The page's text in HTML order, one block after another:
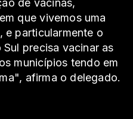
de vacinas,
que vivemos uma
e particularmente o
precisa vacinar as
municípios tendo em
afirma o delegado.